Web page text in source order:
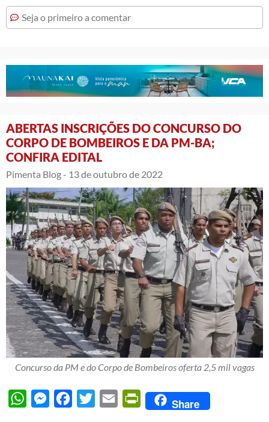
Seja o primeiro a comentar
ABERTAS INSCRIÇÕES DO CONCURSO DO
CORPO DE BOMBEIROS E DA PM-BA;
CONFIRA EDITAL
Pimenta Blog - 13 de outubro de 2022
Concurso da PM e do Corpo de Bombeiros oferta 2,5 mil vagas
WhatsAppMessengerFacebook
Twitter Email PrintFriendly
Share